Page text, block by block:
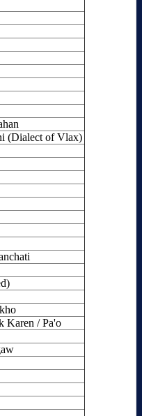
(Dialect of Vlax)
Karen / Pa'o